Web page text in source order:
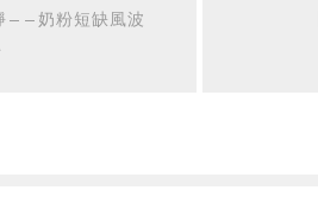
——奶粉短缺風波